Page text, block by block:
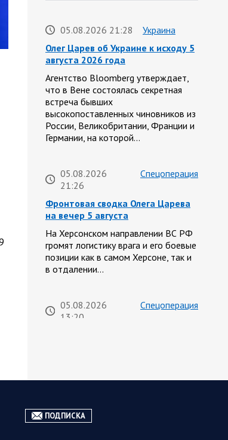
05.08.2026 21:28
Украина
Олег Царев об Украине к исходу 5
августа 2026 года
Агентство Bloomberg утверждает,
что в Вене состоялась секретная
встреча бывших
высокопоставленных чиновников из
России, Великобритании, Франции и
Германии, на которой…
05.08.2026
21:26
Спецоперация
Фронтовая сводка Олега Царева
на вечер 5 августа
На Херсонском направлении ВС РФ
громят логистику врага и его боевые
позиции как в самом Херсоне, так и
в отдалении…
05.08.2026
13:20
Спецоперация
предоставили представители
группировок «Север», «Запад»,
ПОДПИСКА